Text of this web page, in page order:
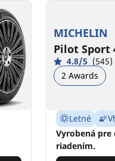
MICHELIN
Pilot Sport
4.8/5 (545)
2 Awards
Letné
Vyrobená
riadením.